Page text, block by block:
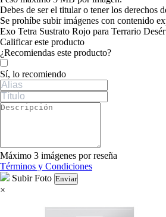
Debes de ser el titular o tener los derechos
Se prohíbe subir imágenes con contenido
Exo Tetra Sustrato Rojo para Terrario
Calificar este producto
Tu valoración
¿Recomiendas este producto?
Sí, lo recomiendo
Máximo 3 imágenes por reseña
Términos y Condiciones
Subir Foto Enviar
×